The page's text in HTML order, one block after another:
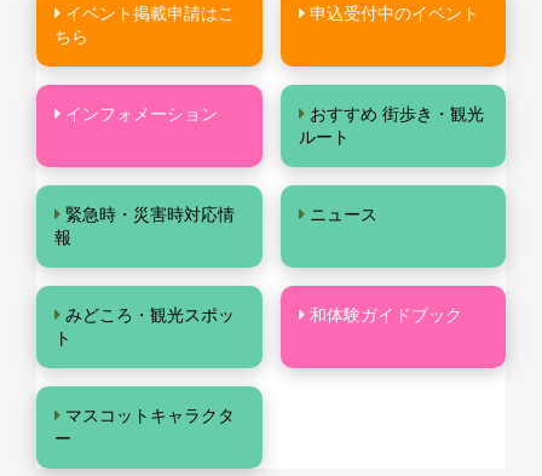
イベント掲載申請はこ
ちら
申込受付中のイベント
インフォメーション
おすすめ 街歩き・観光
ルート
緊急時・災害時対応情
報
ニュース
みどころ・観光スポッ
ト
和体験ガイドブック
マスコットキャラクタ
ー